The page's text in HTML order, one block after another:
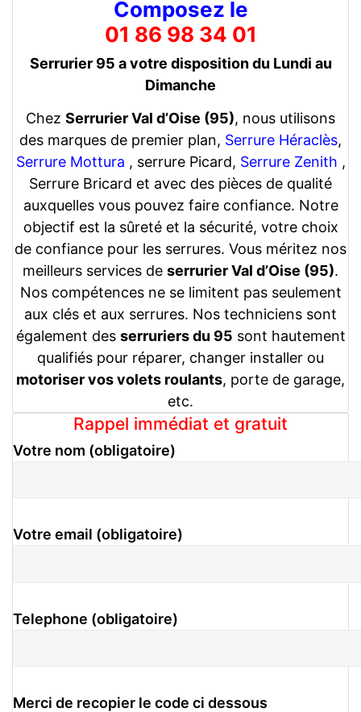
Composez le
01 86 98 34 01
Serrurier 95 a votre disposition du Lundi au
Dimanche
Chez Serrurier Val d’Oise (95), nous utilisons
des marques de premier plan, Serrure Héraclès,
Serrure Mottura , serrure Picard, Serrure Zenith ,
Serrure Bricard et avec des pièces de qualité
auxquelles vous pouvez faire confiance. Notre
objectif est la sûreté et la sécurité, votre choix
de confiance pour les serrures. Vous méritez nos
meilleurs services de serrurier Val d’Oise (95).
Nos compétences ne se limitent pas seulement
aux clés et aux serrures. Nos techniciens sont
également des serruriers du 95 sont hautement
qualifiés pour réparer, changer installer ou
motoriser vos volets roulants, porte de garage,
etc.
Rappel immédiat et gratuit
Votre nom (obligatoire)
Votre email (obligatoire)
Telephone (obligatoire)
Merci de recopier le code ci dessous